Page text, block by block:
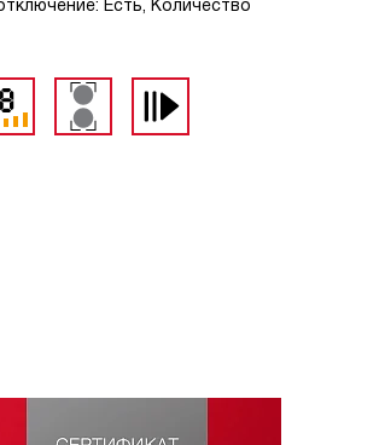
Есть, Количество